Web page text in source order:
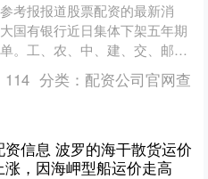
考报报道股票配资的最新消
国有银行近日集体下架五年期
。工、农、中、建、交、邮储
官网及App显示，五年期大额存
“消失”，仅剩的....
114 分类： 配资公司官网查
资信息 波罗的海干散货运价
涨，因海岬型船运价走高